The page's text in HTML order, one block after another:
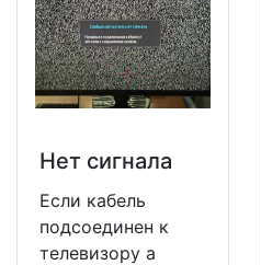
Нет сигнала
Если кабель
подсоединен к
телевизору а